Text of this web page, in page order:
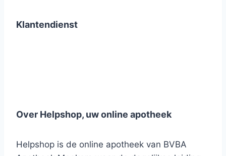
Klantendienst
Over Helpshop, uw online apotheek
Helpshop is de online apotheek van BVBA